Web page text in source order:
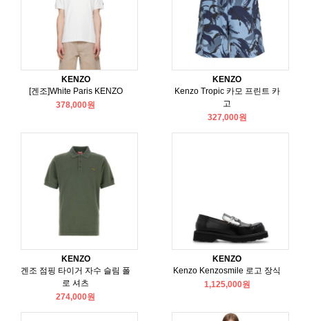
KENZO
[겐조]White Paris KENZO
378,000원
KENZO
Kenzo Tropic 카모 프린트 카
고
327,000원
KENZO
겐조 점핑 타이거 자수 슬림 폴
로 셔츠
274,000원
KENZO
Kenzo Kenzosmile 로고 장식
1,125,000원